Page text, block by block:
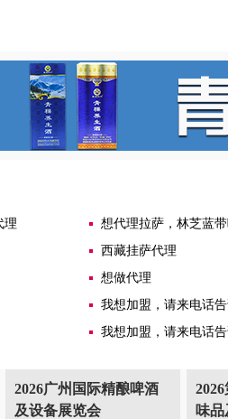
理
想代理拉萨，林芝蓝
西藏挂萨代理
想做代理
我想加盟，请来电话
我想加盟，请来电话
2026广州国际精酿啤酒
及设备展览会
味